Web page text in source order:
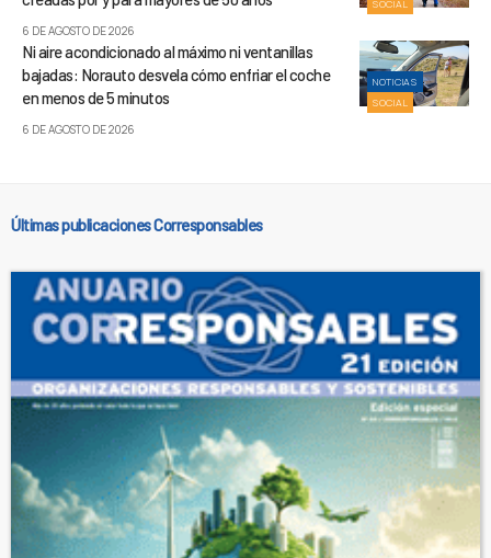
SOCIAL
6 DE AGOSTO DE 2026
NOTICIAS
SOCIAL
Ni aire acondicionado al máximo ni ventanillas
bajadas: Norauto desvela cómo enfriar el coche
en menos de 5 minutos
6 DE AGOSTO DE 2026
Últimas publicaciones Corresponsables